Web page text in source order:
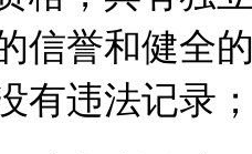
信誉和健全
有违法记录